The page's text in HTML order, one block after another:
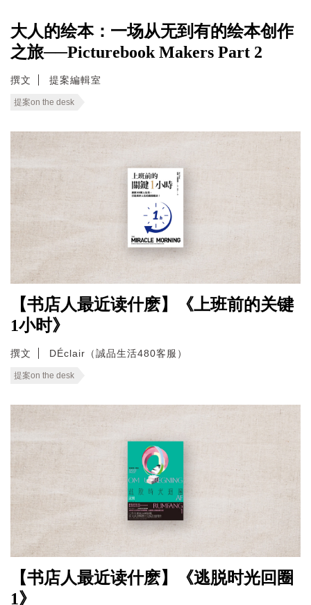
大人的绘本：一场从无到有的绘本创作
之旅──Picturebook Makers Part 2
撰文 提案編輯室
提案on the desk
【书店人最近读什麽】《上班前的关键
1小时》
撰文 DÉclair（誠品生活480客服）
提案on the desk
【书店人最近读什麽】《逃脱时光回圈
1》